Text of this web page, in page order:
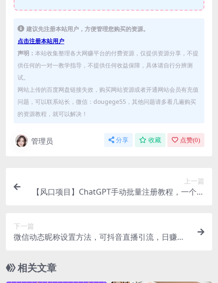
建议先注册本站用户，方便管理您购买的资源。
点击注册本站用户
声明： 本站收集整理各大网赚平台的付费资源，仅提供资源分享，不提
供任何的一对一教学指导，不提供任何收益保障，具体请自行分辨测
试。
网站上传的百度网盘链接失效，购买网站资源或者开通网站会员有充值
问题，可以联系站长，微信：dougege55，其他问题请多看几遍购买
的资源教程，就可以解决！
管理员 分享 收藏 点赞(0)
上一篇
【风口项目】ChatGPT手动批量注册教程，一个号
下一篇
微信动态昵称设置方法，可抖音直播引流，日赚上
相关文章